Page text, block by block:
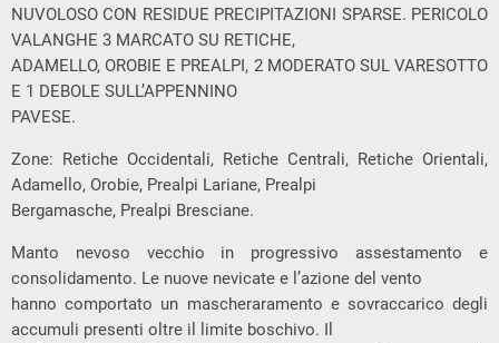
NUVOLOSO CON RESIDUE PRECIPITAZIONI SPARSE. PERICOLO
VALANGHE 3 MARCATO SU RETICHE,
ADAMELLO, OROBIE E PREALPI, 2 MODERATO SUL VARESOTTO
E 1 DEBOLE SULL’APPENNINO
PAVESE.
Zone: Retiche Occidentali, Retiche Centrali, Retiche Orientali,
Adamello, Orobie, Prealpi Lariane, Prealpi
Bergamasche, Prealpi Bresciane.
Manto nevoso vecchio in progressivo assestamento e
consolidamento. Le nuove nevicate e l’azione del vento
hanno comportato un mascheraramento e sovraccarico degli
accumuli presenti oltre il limite boschivo. Il